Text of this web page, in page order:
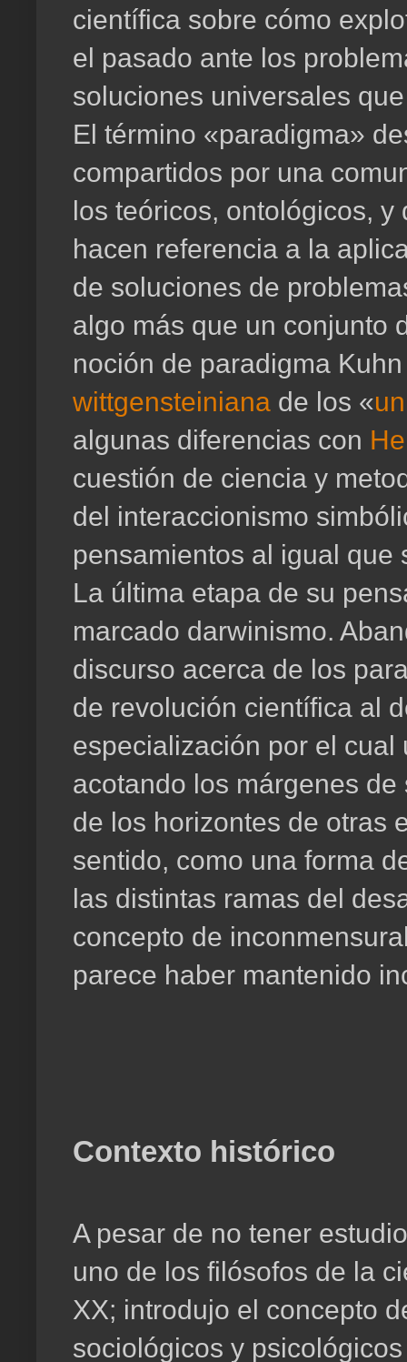
científica sobre cómo
el pasado ante los
soluciones universales
El término «paradigma»
compartidos por una
los teóricos, ontológicos,
hacen referencia a la
de soluciones de
algo más que un conjunto
noción de paradigma
wittgensteiniana de los «
algunas diferencias con
cuestión de ciencia y
del interaccionismo
pensamientos al igual que
La última etapa de su
marcado darwinismo.
discurso acerca de los
de revolución científica al
especialización por el
acotando los márgenes
de los horizontes de otras
sentido, como una forma
las distintas ramas del
concepto de
parece haber mantenido
Contexto histórico
A pesar de no tener
uno de los filósofos de la
XX; introdujo el concepto
sociológicos y